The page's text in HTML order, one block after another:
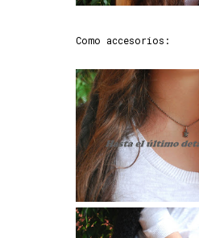
Como accesorios: